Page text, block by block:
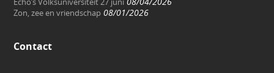
Zon, zee en vriendschap 08/01/2026
Contact